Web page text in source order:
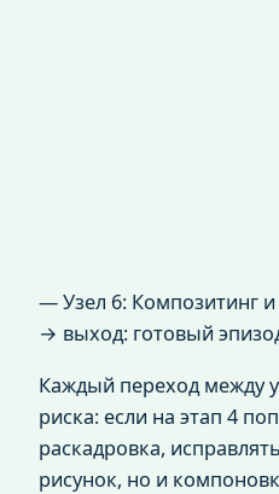
— Узел 6: Композитинг и
→ выход: готовый
Каждый переход между
риска: если на этап 4
раскадровка,
рисунок, но и